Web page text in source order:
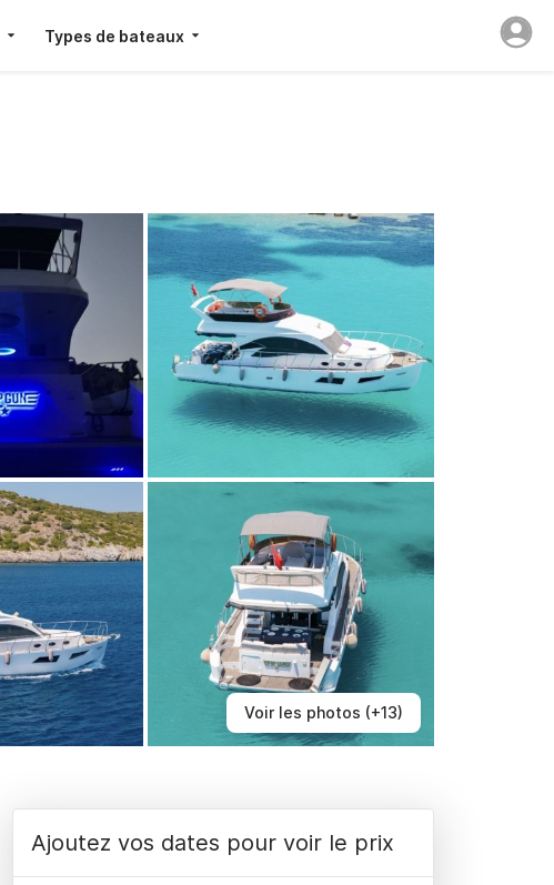
Types de bateaux
Voir les photos (+13)
Ajoutez vos dates pour voir le prix